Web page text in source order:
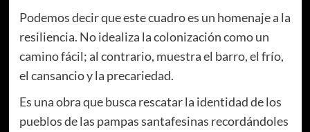
Podemos decir que este cuadro es un homenaje a la
resiliencia. No idealiza la colonización como un
camino fácil; al contrario, muestra el barro, el frío,
el cansancio y la precariedad.
Es una obra que busca rescatar la identidad de los
pueblos de las pampas santafesinas recordándoles